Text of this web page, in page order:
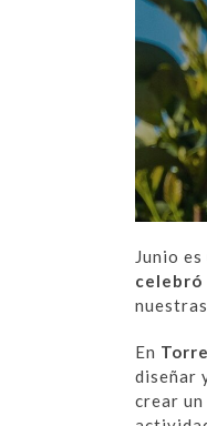
Junio
celebró
En
diseñar
crear